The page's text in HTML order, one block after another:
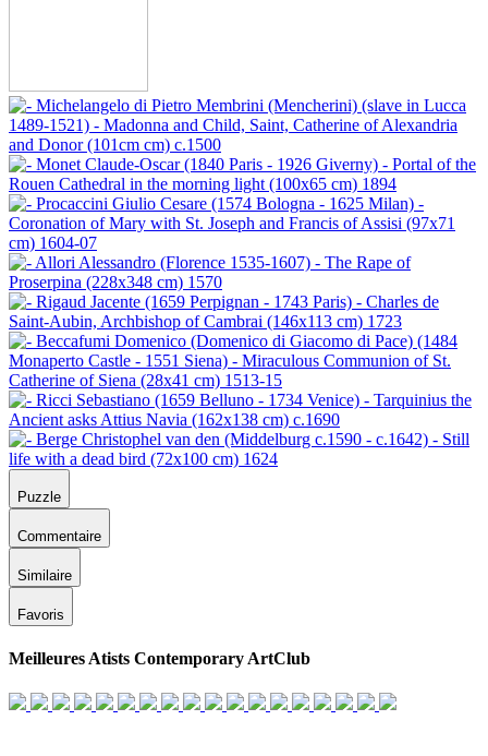
Puzzle
Commentaire
Similaire
Favoris
Meilleures Atists Contemporary ArtClub